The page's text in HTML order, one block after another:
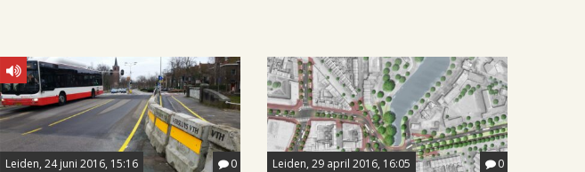
Leiden, 24 juni 2016, 15:16 0 Leiden, 29 april 2016, 16:05 0